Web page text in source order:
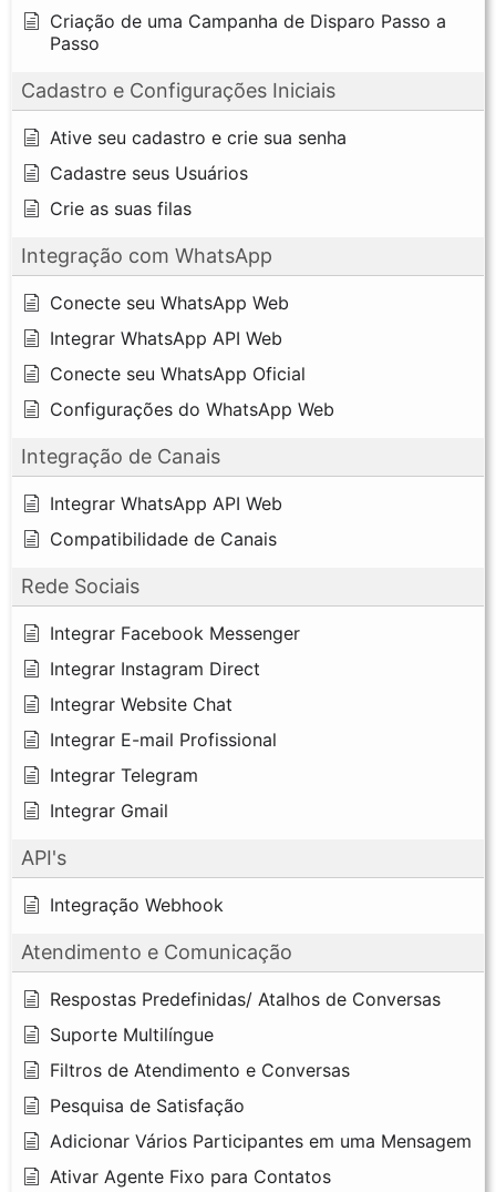
Criação de uma Campanha de Disparo Passo a
Passo
Cadastro e Configurações Iniciais
Ative seu cadastro e crie sua senha
Cadastre seus Usuários
Crie as suas filas
Integração com WhatsApp
Conecte seu WhatsApp Web
Integrar WhatsApp API Web
Conecte seu WhatsApp Oficial
Configurações do WhatsApp Web
Integração de Canais
Integrar WhatsApp API Web
Compatibilidade de Canais
Rede Sociais
Integrar Facebook Messenger
Integrar Instagram Direct
Integrar Website Chat
Integrar E-mail Profissional
Integrar Telegram
Integrar Gmail
API's
Integração Webhook
Atendimento e Comunicação
Respostas Predefinidas/ Atalhos de Conversas
Suporte Multilíngue
Filtros de Atendimento e Conversas
Pesquisa de Satisfação
Adicionar Vários Participantes em uma Mensagem
Ativar Agente Fixo para Contatos